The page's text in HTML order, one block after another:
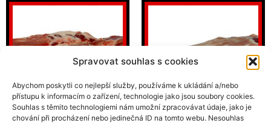
Spravovat souhlas s cookies
Abychom poskytli co nejlepší služby, používáme k ukládání a/nebo
přístupu k informacím o zařízení, technologie jako jsou soubory cookies.
Souhlas s těmito technologiemi nám umožní zpracovávat údaje, jako je
chování při procházení nebo jedinečná ID na tomto webu. Nesouhlas